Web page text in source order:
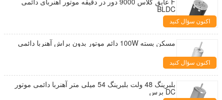
BLDC
اکنون سؤال کنید
مسکن بسته 100W دائم موتور بدون براش آهنربا دائمی
اکنون سؤال کنید
بلبرینگ 48 ولت بلبرینگ 54 میلی متر آهنربا دائمی موتور
DC برس